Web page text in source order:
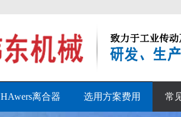
HAwers离合器 选用方案费用 常